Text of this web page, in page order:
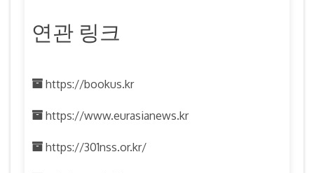
연관 링크
https://bookus.kr
https://www.eurasianews.kr
https://301nss.or.kr/